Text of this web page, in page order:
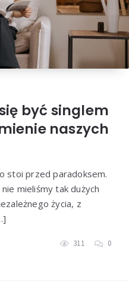
być singlem
naszych
stoi przed paradoksem.
mieliśmy tak dużych
życia, z
311 0